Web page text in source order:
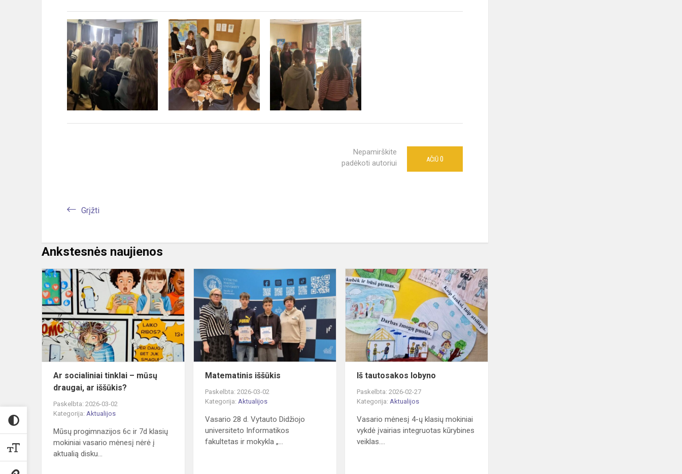
Nepamirškite
padėkoti autoriui
AČIŪ 0
Grįžti
Ankstesnės naujienos
Ar
socialiniai
tinklai
mūsų
draugai,
ar
iššūkis?
Ar socialiniai tinklai – mūsų
draugai, ar iššūkis?
Paskelbta: 2026-03-02
Kategorija: Aktualijos
Mūsų progimnazijos 6c ir 7d klasių
mokiniai vasario mėnesį nėrė į
aktualią disku...
Matematinis
iššūkis
Matematinis iššūkis
Paskelbta: 2026-03-02
Kategorija:Aktualijos
Vasario 28 d. Vytauto Didžiojo
universiteto Informatikos
fakultetas ir mokykla „...
Iš
tautosakos
lobyno
Iš tautosakos lobyno
Paskelbta: 2026-02-27
Kategorija:Aktualijos
Vasario mėnesį 4-ų klasių mokiniai
vykdė įvairias integruotas kūrybines
veiklas....